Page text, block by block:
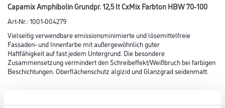
Capamix Amphibolin Grundpr. 12,5 lt CxMix Farbton HBW 70-100
Art-Nr.:1001-004279
Vielseitig verwendbare emissionsminimierte und lösemittelfreie
Fassaden- und Innen­farbe mit außergewöhnlich guter
Haftfähig­keit auf fast jedem Untergrund. Die besondere
Zusammensetzung vermindert den Schreibeffekt/Weißbruch bei farbigen
Beschichtungen. Oberflächenschutz algizid und Glanzgrad seidenmatt.